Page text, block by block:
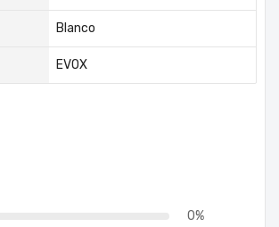
Blanco
EVOX
0%